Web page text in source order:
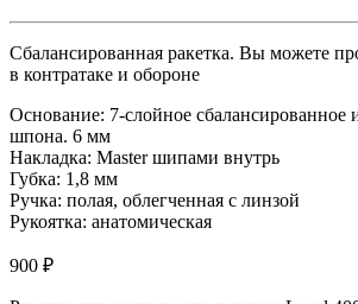
Сбалансированная ракетка. Вы можете
в контратаке и обороне
Основание: 7-слойное сбалансированное
шпона. 6 мм
Накладка: Master шипами внутрь
Губка: 1,8 мм
Ручка: полая, облегченная с линзой
Рукоятка: анатомическая
900 ₽